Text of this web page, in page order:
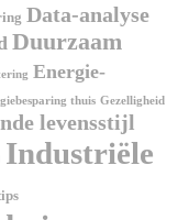
Data-analyse
Duurzaam
Energie-
thuis Gezelligheid
levensstijl
Industriële